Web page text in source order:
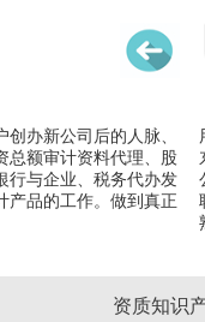
办新公司后的人脉、
总额审计资料代理、股
行与企业、税务代办发
产品的工作。做到真正
资质知识